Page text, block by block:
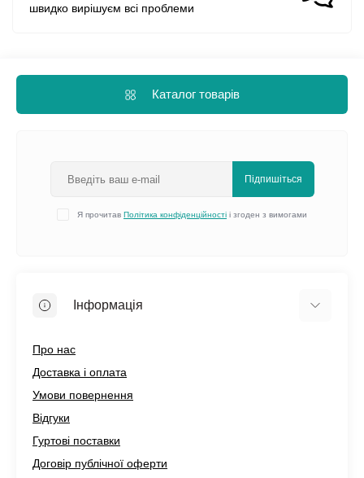
швидко вирішуєм всі проблеми
Каталог товарів
Підпишіться
Я прочитав Політика конфіденційності і згоден з вимогами
Інформація
Про нас
Доставка і оплата
Умови повернення
Відгуки
Гуртові поставки
Договір публічної оферти